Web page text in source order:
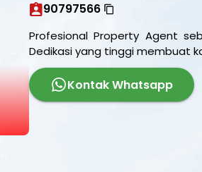
90797566
Profesional Property Agent
Dedikasi yang tinggi membuat
Kontak Whatsapp